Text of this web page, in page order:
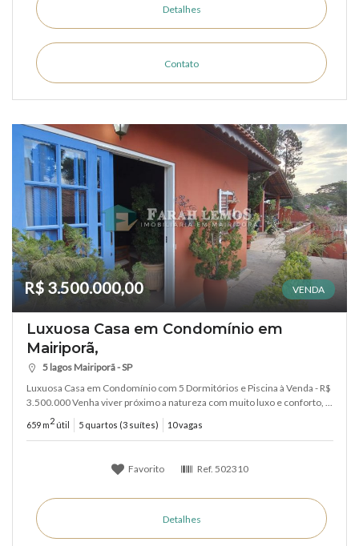
Detalhes
Contato
R$ 3.500.000,00 VENDA
Luxuosa Casa em Condomínio em
Mairiporã,
5 lagos Mairiporã - SP
Luxuosa Casa em Condomínio com 5 Dormitórios e Piscina à Venda - R$
3.500.000 Venha viver próximo a natureza com muito luxo e conforto, ...
659 m2 útil 5 quartos (3 suítes) 10 vagas
Favorito Ref. 502310
Detalhes